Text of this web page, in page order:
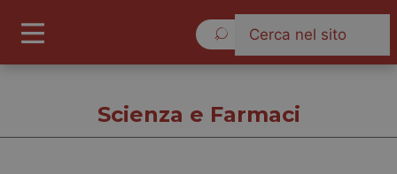
Scienza e Farmaci